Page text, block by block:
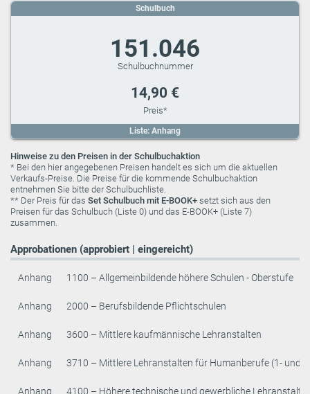
Liste: Anhang
Schulbuch
151.046
14,90 €
Hinweise zu den Preisen in der Schulbuchaktion
* Bei den hier angegebenen Preisen handelt es sich um die aktuellen
Verkaufs-Preise. Die Preise für die kommende Schulbuchaktion
entnehmen Sie bitte der Schulbuchliste.
** Der Preis für das Set Schulbuch mit E-BOOK+ setzt sich aus den
Preisen für das Schulbuch (Liste 0) und das E-BOOK+ (Liste 7)
zusammen.
Approbationen (approbiert | eingereicht)
Anhang 1100 – Allgemeinbildende höhere Schulen - Oberstufe
Anhang 2000 – Berufsbildende Pflichtschulen
Anhang 3600 – Mittlere kaufmännische Lehranstalten
Anhang 3710 – Mittlere Lehranstalten für Humanberufe (1- und
Anhang 4100 – Höhere technische und gewerbliche